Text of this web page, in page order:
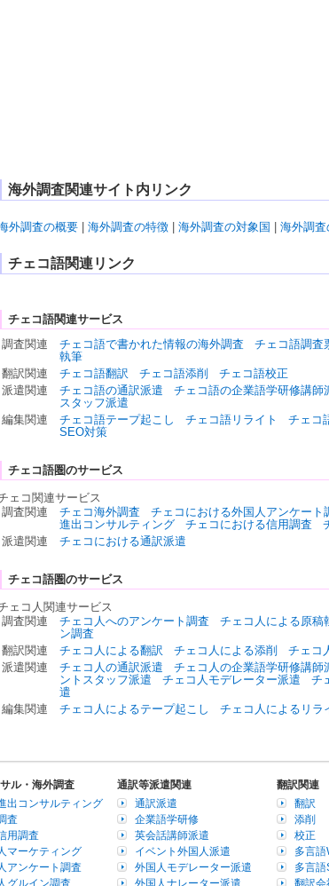
海外調査関連サイト内リンク
外調査の概要 海外調査の特徴 海外調査の対象国 海外調
チェコ語関連リンク
チェコ語関連サービス
調査関連
チェコ語で書かれた情報の海外調査 チェコ語調査
執筆
翻訳関連
チェコ語翻訳 チェコ語添削
チェコ語校正
派遣関連
チェコ語の通訳派遣 チェコ語の企業語学研修講師
スタッフ派遣
編集関連
チェコ語テープ起こし チェコ語リライト チェコ
SEO対策
チェコ語圏のサービス
ェコ関連サービス
調査関連
チェコ海外調査 チェコにおける外国人アンケート
進出コンサルティング
チェコにおける信用調査
派遣関連
チェコにおける通訳派遣
チェコ語圏のサービス
ェコ人関連サービス
調査関連
チェコ人へのアンケート調査 チェコ人による原稿
ン調査
翻訳関連
チェコ人による翻訳 チェコ人による添削
チェコ
派遣関連
チェコ人の通訳派遣 チェコ人の企業語学研修講師
ントスタッフ派遣
チェコ人モデレーター派遣 チ
遣
編集関連
チェコ人によるテープ起こし チェコ人によるリラ
ル・海外調査
出コンサルティング
査
用調査
マーケティング
アンケート調査
グルイン調査
通訳等派遣関連
通訳派遣
企業語学研修
英会話講師派遣
イベント外国人派遣
外国人モデレーター派遣
外国人ナレーター派遣
翻訳関連
翻訳
添削
校正
多言
多言
翻訳会